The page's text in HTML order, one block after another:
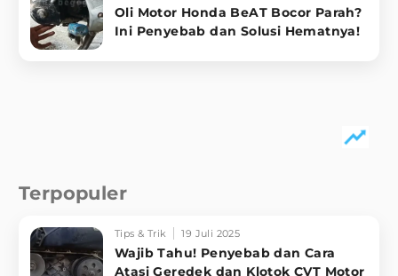
Oli Motor Honda BeAT Bocor Parah?
Ini Penyebab dan Solusi Hematnya!
Terpopuler
Tips & Trik 19 Juli 2025
Wajib Tahu! Penyebab dan Cara
Atasi Geredek dan Klotok CVT Motor